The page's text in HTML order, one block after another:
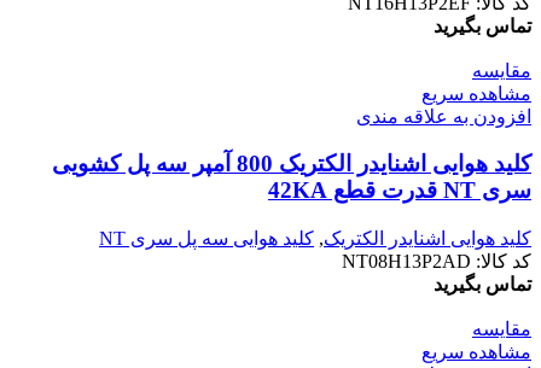
تماس بگیرید
مقایسه
مشاهده سریع
افزودن به علاقه مندی
کليد هوایی اشنایدر الکتریک 800 آمپر سه پل کشویی
سری NT قدرت قطع 42KA
کلید هوایی اشنایدر الکتریک, کلید هوایی سه پل سری NT
کد کالا: NT08H13P2AD
تماس بگیرید
مقایسه
مشاهده سریع